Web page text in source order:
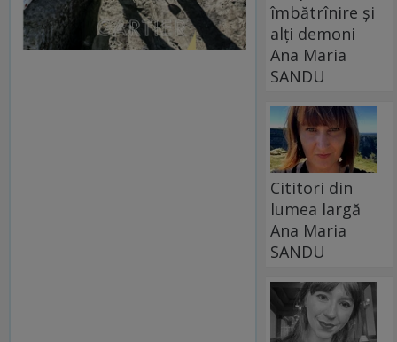
îmbătrînire și
alți demoni
Ana Maria
SANDU
Cititori din
lumea largă
Ana Maria
SANDU